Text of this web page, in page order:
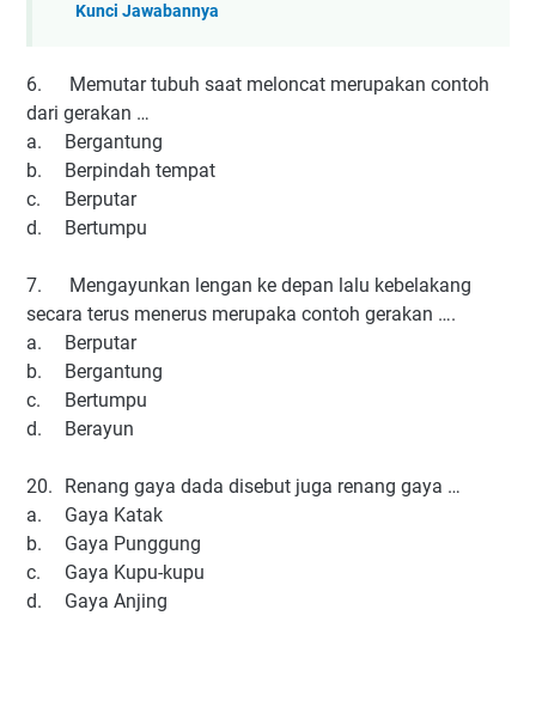
Kunci Jawabannya
6.
Memutar tubuh saat meloncat merupakan contoh
dari gerakan …
a.
Bergantung
b.
Berpindah tempat
c.
Berputar
d.
Bertumpu
7.
Mengayunkan lengan ke depan lalu kebelakang
secara terus menerus merupaka contoh gerakan ….
a.
Berputar
b.
Bergantung
c.
Bertumpu
d.
Berayun
20.
Renang gaya dada disebut juga renang gaya …
a.
Gaya Katak
b.
Gaya Punggung
c.
Gaya Kupu-kupu
d.
Gaya Anjing